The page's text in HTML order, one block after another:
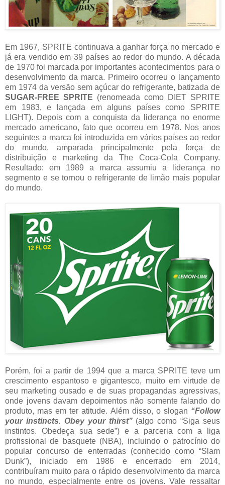
Em 1967, SPRITE continuava a ganhar força no mercado e
já era vendido em 39 países ao redor do mundo. A década
de 1970 foi marcada por importantes acontecimentos para o
desenvolvimento da marca. Primeiro ocorreu o lançamento
em 1974 da versão sem açúcar do refrigerante, batizada de
SUGAR-FREE SPRITE (renomeada como DIET SPRITE
em 1983, e lançada em alguns países como SPRITE
LIGHT). Depois com a conquista da liderança no enorme
mercado americano, fato que ocorreu em 1978. Nos anos
seguintes a marca foi introduzida em vários países ao redor
do mundo, amparada principalmente pela força de
distribuição e marketing da The Coca-Cola Company.
Resultado: em 1989 a marca assumiu a liderança no
segmento e se tornou o refrigerante de limão mais popular
do mundo.
Porém, foi a partir de 1994 que a marca SPRITE teve um
crescimento espantoso e gigantesco, muito em virtude de
seu marketing ousado e de suas propagandas agressivas,
onde jovens davam depoimentos não somente falando do
produto, mas em ter atitude. Além disso, o slogan “Follow
your instincts. Obey your thirst”(algo como “Siga seus
instintos. Obedeça sua sede”) e a parceria com a liga
profissional de basquete (NBA), incluindo o patrocínio do
popular concurso de enterradas (conhecido como “Slam
Dunk”), iniciado em 1986 e encerrado em 2014,
contribuíram muito para o rápido desenvolvimento da marca
no mundo, especialmente entre os jovens. Vale ressaltar